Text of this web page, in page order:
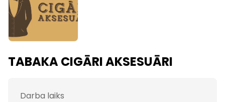
TABAKA CIGĀRI AKSESUĀRI
Darba laiks